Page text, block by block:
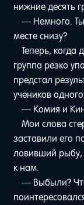
нижние десять
— Немного.
месте снизу?
Теперь, когда
группа резко
предстал
учеников
— Комия и
Мои слова
заставили его
ловивший рыбу,
к нам.
— Выбыли?